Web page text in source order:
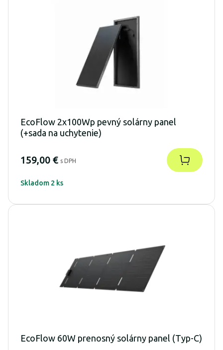
EcoFlow 2x100Wp pevný solárny panel
(+sada na uchytenie)
159,00 € s DPH
Skladom 2 ks
EcoFlow 60W prenosný solárny panel (Typ-C)